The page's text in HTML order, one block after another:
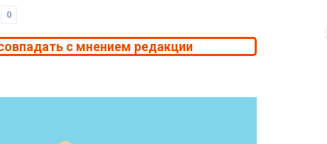
0
с мнением редакции